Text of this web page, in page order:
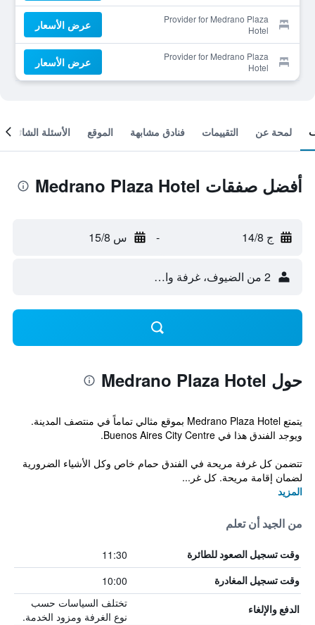
Provider for Medrano Plaza
Hotel
عرض الأسعار
Provider for Medrano Plaza
Hotel
عرض الأسعار
لمحة عن التقييمات فنادق مشابهة الموقع الأسئلة الشائعة
أفضل صفقات Medrano Plaza Hotel
ج 14/8 - س 15/8
2 من الضيوف، غرفة واحدة
حول Medrano Plaza Hotel
يتمتع Medrano Plaza Hotel بموقع مثالي تماماً في منتصف المدينة.
ويوجد الفندق هذا في Buenos Aires City Centre.
تتضمن كل غرفة مريحة في الفندق حمام خاص وكل الأشياء الضرورية
لضمان إقامة مريحة. كل غر...
المزيد
من الجيد أن تعلم
وقت تسجيل الصعود للطائرة 11:30
وقت تسجيل المغادرة 10:00
الدفع والإلغاء
تختلف السياسات حسب
نوع الغرفة ومزود الخدمة.